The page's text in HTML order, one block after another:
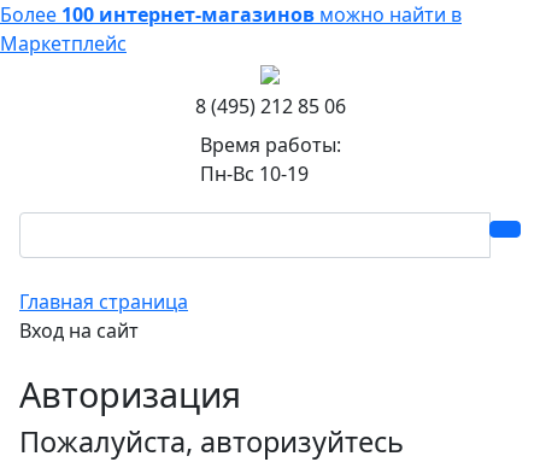
Более 100 интернет-магазинов можно найти в
Маркетплейс
8 (495) 212 85 06
Время работы:
Пн-Вс 10-19
Главная страница
Вход на сайт
Авторизация
Пожалуйста, авторизуйтесь